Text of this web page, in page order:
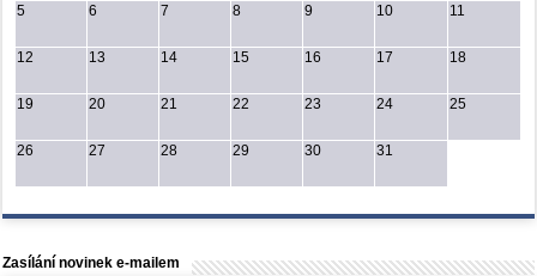
5 6 7 8 9 10 11
12 13 14 15 16 17 18
19 20 21 22 23 24 25
26 27 28 29 30 31
Zasílání novinek e-mailem